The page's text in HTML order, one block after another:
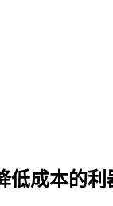
低成本的利